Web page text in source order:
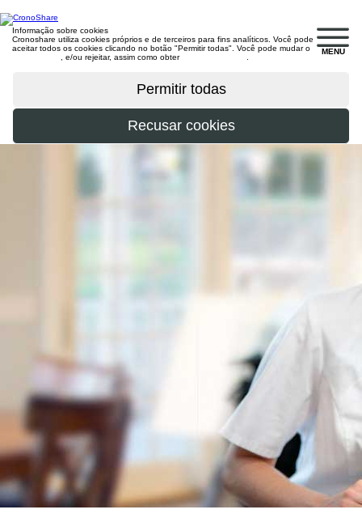
MENU
Informação sobre cookies
Cronoshare utiliza cookies próprios e de terceiros para fins analíticos. Você pode
aceitar todos os cookies clicando no botão "Permitir todas". Você pode mudar o
, e/ou rejeitar, assim como obter